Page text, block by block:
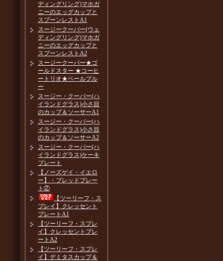
ディングリング)マホガ
ニーのエッグカップと
スプーンレストA1
スージークーパー(ウェ
ディングリング)マホガ
ニーのエッグカップと
スプーンレストA2
スージークーパー★ゴ
ールドスター ★コーヒ
ートリオ★ペールブル
ー
スージー・クーパー(ハ
イランドグラス)小さ目
のカップ＆ソーサーA1
スージー・クーパー(ハ
イランドグラス)小さ目
のカップ＆ソーサーA2
スージー・クーパー(ハ
イランドグラス)ケーキ
プレート
【ノーズゲイ・イエロ
ー】・ブレッドプレー
ト②
【ツーリーフ・ス
プレイ】クレッセント
プレートA1
【ツーリーフ・スプレ
イ】クレッセントプレ
ートA2
【ツーリーフ・スプレ
イ】デミタスカップ＆